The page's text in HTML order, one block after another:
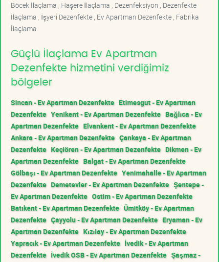
Böcek İlaçlama , Haşere İlaçlama , Dezenfeksiyon , Dezenfekte
İlaçlama , İşyeri Dezenfekte , Ev Apartman Dezenfekte , Fabrika
İlaçlama
Güçlü İlaçlama Ev Apartman
Dezenfekte hizmetini verdiğimiz
bölgeler
Sincan - Ev Apartman Dezenfekte Etimesgut - Ev Apartman
Dezenfekte Yenikent - Ev Apartman Dezenfekte Bağlıca - Ev
Apartman Dezenfekte Elvankent - Ev Apartman Dezenfekte
Ankara - Ev Apartman Dezenfekte Çankaya - Ev Apartman
Dezenfekte Keçiören - Ev Apartman Dezenfekte Dikmen - Ev
Apartman Dezenfekte Balgat - Ev Apartman Dezenfekte
Gölbaşı - Ev Apartman Dezenfekte Yenimahalle - Ev Apartman
Dezenfekte Demetevler - Ev Apartman Dezenfekte Şentepe -
Ev Apartman Dezenfekte Ostim - Ev Apartman Dezenfekte
Batıkent - Ev Apartman Dezenfekte Ümitköy - Ev Apartman
Dezenfekte Çayyolu - Ev Apartman Dezenfekte Eryaman - Ev
Apartman Dezenfekte Kızılay - Ev Apartman Dezenfekte
Yapracık - Ev Apartman Dezenfekte İvedik - Ev Apartman
Dezenfekte İvedik OSB - Ev Apartman Dezenfekte Şaşmaz -